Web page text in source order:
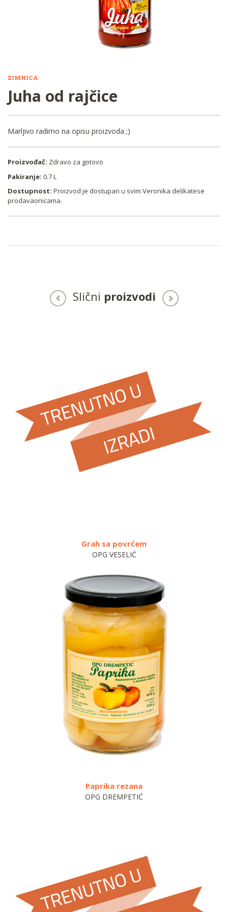
ZIMNICA
Juha od rajčice
Marljivo radimo na opisu proizvoda ;)
Proizvođač: Zdravo za gotovo
Pakiranje: 0.7 L
Dostupnost: Proizvod je dostupan u svim Veronika delikatese
prodavaonicama.
Slični proizvodi
Grah sa povrćem
Paprika rezana
OPG DREMPETIĆ